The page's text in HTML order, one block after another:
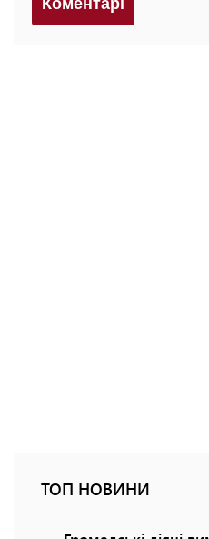
Коментарi
ТОП НОВИНИ